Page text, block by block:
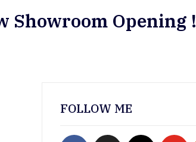
Showroom Opening !
FOLLOW ME